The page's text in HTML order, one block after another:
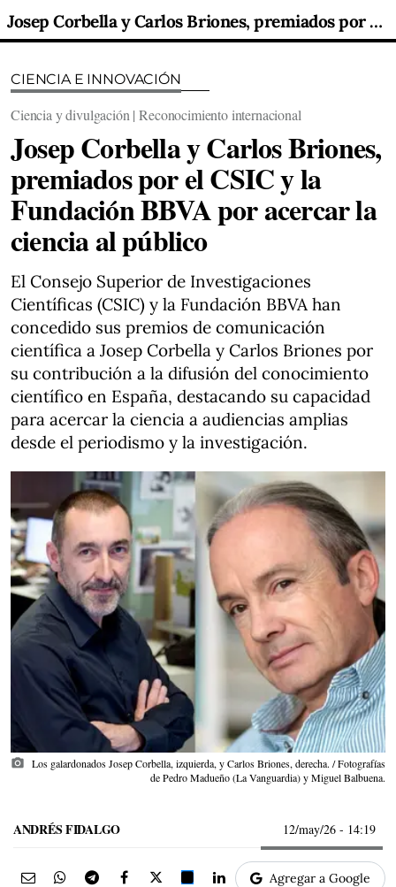
Josep Corbella y Carlos Briones, premiados por el CSIC y la Fundación BBVA por acercar la ciencia al público
CIENCIA E INNOVACIÓN
Ciencia y divulgación | Reconocimiento internacional
Josep Corbella y Carlos Briones,
premiados por el CSIC y la
Fundación BBVA por acercar la
ciencia al público
El Consejo Superior de Investigaciones
Científicas (CSIC) y la Fundación BBVA han
concedido sus premios de comunicación
científica a Josep Corbella y Carlos Briones por
su contribución a la difusión del conocimiento
científico en España, destacando su capacidad
para acercar la ciencia a audiencias amplias
desde el periodismo y la investigación.
photo_camera Los galardonados Josep Corbella, izquierda, y Carlos Briones, derecha. / Fotografías
de Pedro Madueño (La Vanguardia) y Miguel Balbuena.
ANDRÉS FIDALGO 12/may/26 - 14:19
Agregar a Google